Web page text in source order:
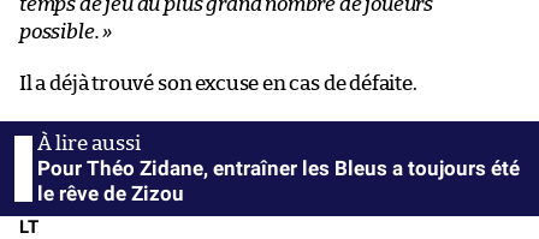
possible. »
Il a déjà trouvé son excuse en cas de défaite.
Pour Théo Zidane, entraîner les Bleus a toujours été
le rêve de Zizou
LT